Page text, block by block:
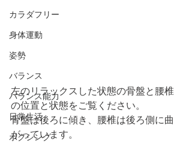
カラダフリー
身体運動
姿勢
バランス
バランス能力
日常生活
ボクシング
左のリラックスした状態の骨盤と腰椎
の位置と状態をご覧ください。
骨盤は後ろに傾き、腰椎は後ろ側に曲
がっています。